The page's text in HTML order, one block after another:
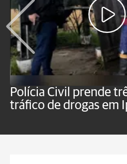
Polícia Civil prende
tráfico de drogas em